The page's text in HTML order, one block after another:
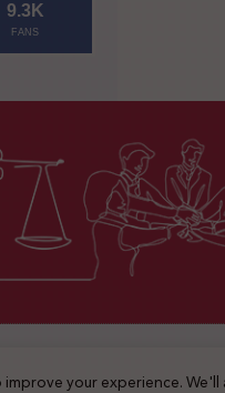
9.3K
FANS
your experience.